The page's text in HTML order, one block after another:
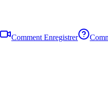
Comment Enregistrer